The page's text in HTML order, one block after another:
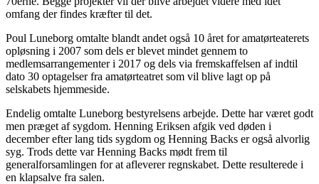
omfang der findes kræfter til det.
Poul Luneborg omtalte blandt andet også 10 året for amatørteaterets
opløsning i 2007 som dels er blevet mindet gennem to
medlemsarrangementer i 2017 og dels via fremskaffelsen af indtil
dato 30 optagelser fra amatørteatret som vil blive lagt op på
selskabets hjemmeside.
Endelig omtalte Luneborg bestyrelsens arbejde. Dette har været godt
men præget af sygdom. Henning Eriksen afgik ved døden i
december efter lang tids sygdom og Henning Backs er også alvorlig
syg. Trods dette var Henning Backs mødt frem til
generalforsamlingen for at afleverer regnskabet. Dette resulterede i
en klapsalve fra salen.